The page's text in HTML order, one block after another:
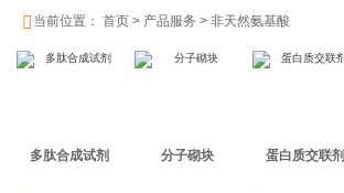
 当前位置： 首页 > 产品服务 > 非天然氨基酸
多肽合成试剂 分子砌块 蛋白质交联剂